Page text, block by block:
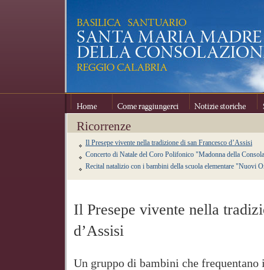
Home Come raggiungerci Notizie storiche
Ricorrenze
Il Presepe vivente nella tradizione di san Francesco d’Assisi
Concerto di Natale del Coro Polifonico "Madonna della
Recital natalizio con i bambini della scuola elementare "Nuovi
Il Presepe vivente nella
d’Assisi
Un gruppo di bambini che frequentano